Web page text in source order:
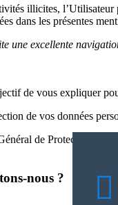
illicites,
dans les présentes
une excellente
de vous expliquer
de vos données
de Protection des
nous ?